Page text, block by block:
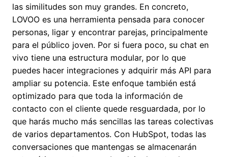
las similitudes son muy grandes. En concreto,
LOVOO es una herramienta pensada para conocer
personas, ligar y encontrar parejas, principalmente
para el público joven. Por si fuera poco, su chat en
vivo tiene una estructura modular, por lo que
puedes hacer integraciones y adquirir más API para
ampliar su potencia. Este enfoque también está
optimizado para que toda la información de
contacto con el cliente quede resguardada, por lo
que harás mucho más sencillas las tareas colectivas
de varios departamentos. Con HubSpot, todas las
conversaciones que mantengas se almacenarán